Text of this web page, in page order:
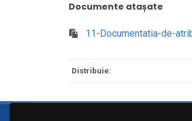
Documente atașate
11-Documentatia-de-
Distribuie: